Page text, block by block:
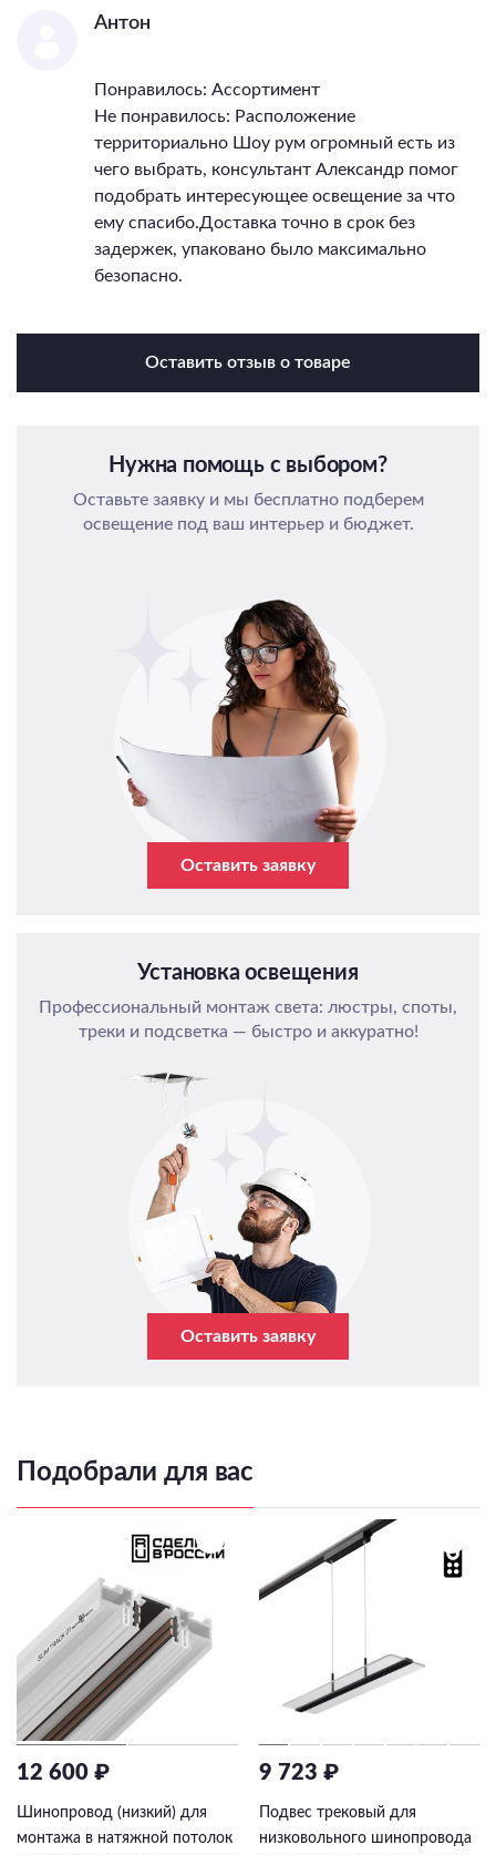
Антон
Понравилось: Ассортимент
Не понравилось: Расположение
территориально Шоу рум огромный есть из
чего выбрать, консультант Александр помог
подобрать интересующее освещение за что
ему спасибо.Доставка точно в срок без
задержек, упаковано было максимально
безопасно.
Оставить отзыв о товаре
Нужна помощь с выбором?
Оставьте заявку и мы бесплатно подберем
освещение под ваш интерьер и бюджет.
Оставить заявку
Установка освещения
Профессиональный монтаж света: люстры, споты,
треки и подсветка — быстро и аккуратно!
Оставить заявку
Подобрали для вас
12 600 ₽
Шинопровод (низкий) для
монтажа в натяжной потолок
9 723 ₽
Подвес трековый для
низковольного шинопровода